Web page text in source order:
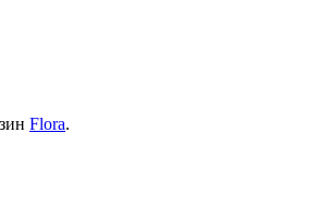
Flora.